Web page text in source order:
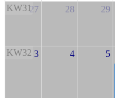
KW3127 28 29
KW32 3 4 5